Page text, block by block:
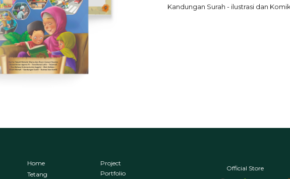
Kandungan Surah - ilustrasi dan Komik
Home
Tetang
Project
Portfolio
Official Store